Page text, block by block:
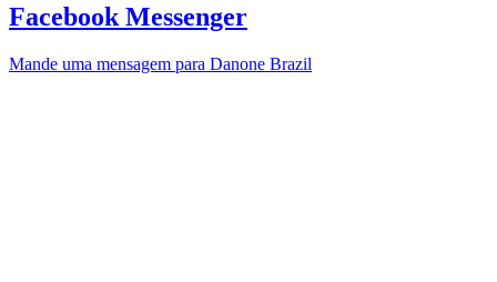
Facebook Messenger
Mande uma mensagem para Danone Brazil